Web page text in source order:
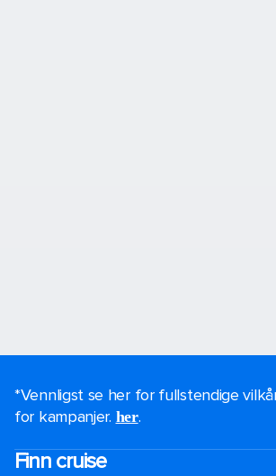
*Vennligst se her for fullstendige
for kampanjer. her.
Finn cruise